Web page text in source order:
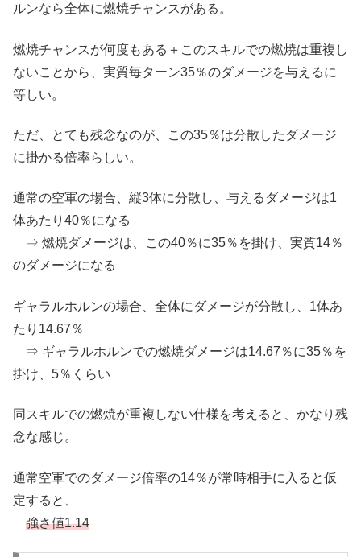
ルンなら全体に燃焼チャンスがある。
燃焼チャンスが何度もある＋このスキルでの燃焼は重複し
ないことから、実質毎ターン35％のダメージを与えるに
等しい。
ただ、とても残念なのが、この35％は分散したダメージ
に掛かる倍率らしい。
通常の空軍の場合、縦3体に分散し、与えるダメージは1
体あたり40％になる
⇒ 燃焼ダメージは、この40％に35％を掛け、実質14％
のダメージになる
ギャラルホルンの場合、全体にダメージが分散し、1体あ
たり14.67％
⇒ ギャラルホルンでの燃焼ダメージは14.67％に35％を
掛け、5％くらい
同スキルでの燃焼が重複しない仕様を考えると、かなり残
念な感じ。
通常空軍でのダメージ倍率の14％が常時相手に入ると仮
定すると、
強さ値1.14